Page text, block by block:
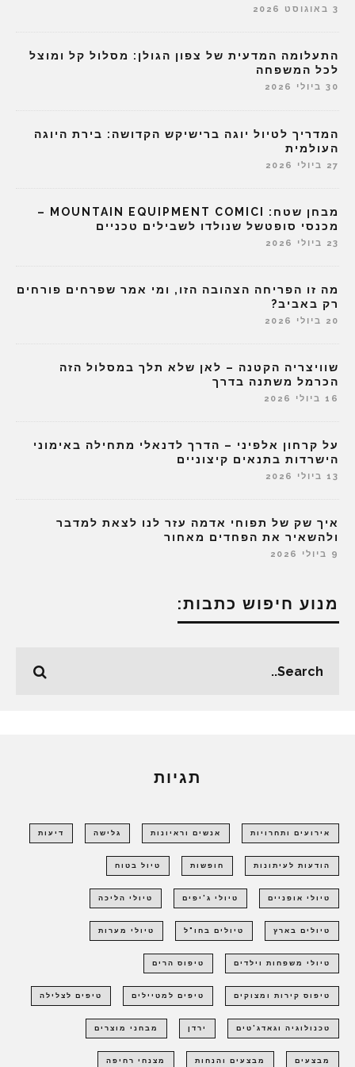
3 באוגוסט 2026
התעלומה המדעית של צפון הגולן: מסלול קל ומוצל
לכל המשפחה
30 ביולי 2026
המדריך לטיול יוגה ברישיקש הקדושה: בירת היוגה
העולמית
27 ביולי 2026
מבחן שטח: MOUNTAIN EQUIPMENT COMICI –
מכנסי סופטשל שנולדו לשבילים טכניים
23 ביולי 2026
מה זו הפריחה הצהובה הזו, ומי אמר שפרחים פורחים
רק באביב?
20 ביולי 2026
שוויצריה הקטנה – לאן שלא תלך במסלול הזה
הכרמל משתנה בדרך
16 ביולי 2026
על קרחון אלפיני – הדרך לדנאלי מתחילה באימוני
הישרדות בתנאים קיצוניים
13 ביולי 2026
איך שק של תפוחי אדמה עזר לנו לצאת למדבר
ולהשאיר את הפחדים מאחור
9 ביולי 2026
מנוע חיפוש כתבות:
תגיות
אירועים ותחרויות אנשים וראיונות גלישה דיעות
הודעות לעיתונות חופשות טיול בטוח
טיולי אופניים טיולי ג'יפים טיולי הליכה
טיולים בארץ טיולים בחו"ל טיולי מערות
טיולי משפחות וילדים טיפוס הרים
טיפוס קירות ומצוקים טיפים למטיילים טיפים לצלילה
טכנולוגיה וגאדג'טים ירדן מבחני מוצרים
מבצעים מבצעים והנחות מצנחי רחיפה